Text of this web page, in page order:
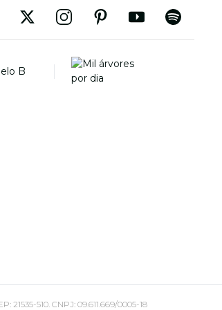
510. CNPJ: 09.611.669/0005-18